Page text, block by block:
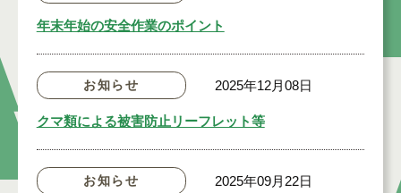
年末年始の安全作業のポイント
お知らせ 2025年12月08日
クマ類による被害防止リーフレット等
お知らせ 2025年09月22日